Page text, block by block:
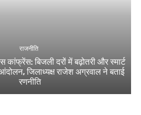
राजनीति
कांफ्रेंस: बिजली दरों में बढ़ोतरी और स्मार्ट
जिलाध्यक्ष राजेश अग्रवाल ने बताई
रणनीति